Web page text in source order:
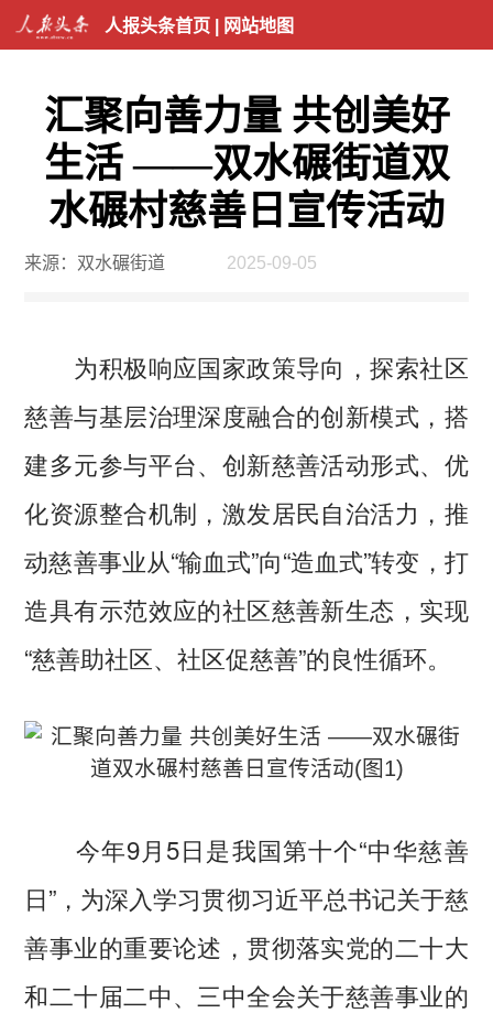
人报头条首页| 网站地图
汇聚向善力量 共创美好
生活 ——双水碾街道双
水碾村慈善日宣传活动
来源：双水碾街道 2025-09-05
为积极响应国家政策导向，探索社区
慈善与基层治理深度融合的创新模式，搭
建多元参与平台、创新慈善活动形式、优
化资源整合机制，激发居民自治活力，推
动慈善事业从“输血式”向“造血式”转变，打
造具有示范效应的社区慈善新生态，实现
“慈善助社区、社区促慈善”的良性循环。
今年9月5日是我国第十个“中华慈善
日”，为深入学习贯彻习近平总书记关于慈
善事业的重要论述，贯彻落实党的二十大
和二十届二中、三中全会关于慈善事业的